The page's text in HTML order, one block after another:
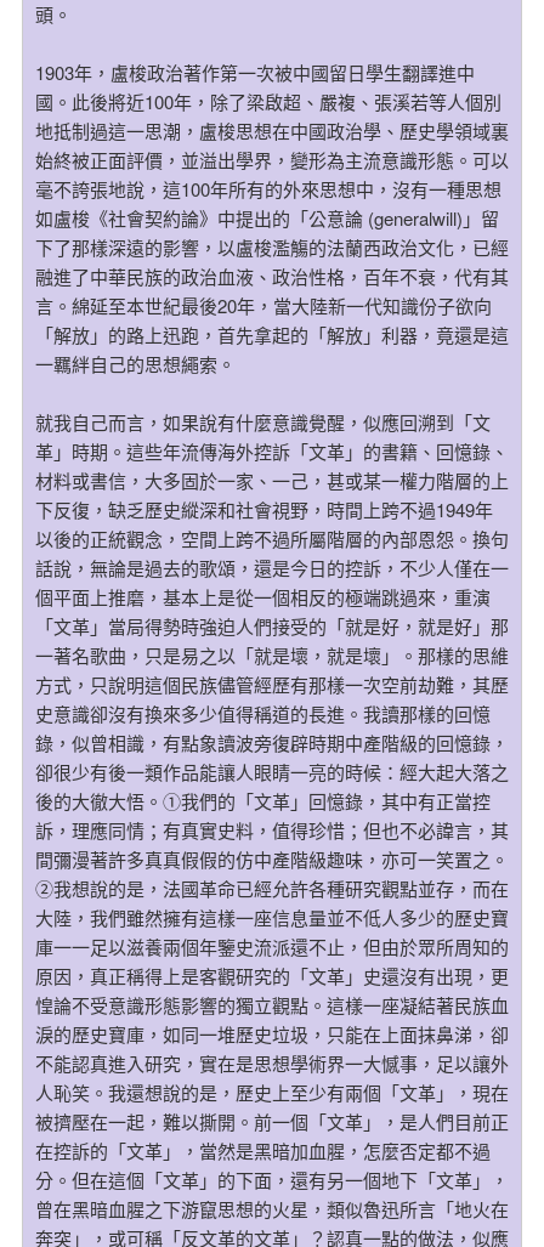
頭。
1903年，盧梭政治著作第一次被中國留日學生翻譯進中
國。此後將近100年，除了梁啟超、嚴複、張溪若等人個別
地抵制過這一思潮，盧梭思想在中國政治學、歷史學領域裏
始終被正面評價，並溢出學界，變形為主流意識形態。可以
毫不誇張地說，這100年所有的外來思想中，沒有一種思想
如盧梭《社會契約論》中提出的「公意論 (generalwill)」留
下了那樣深遠的影響，以盧梭濫觴的法蘭西政治文化，已經
融進了中華民族的政治血液、政治性格，百年不衰，代有其
言。綿延至本世紀最後20年，當大陸新一代知識份子欲向
「解放」的路上迅跑，首先拿起的「解放」利器，竟還是這
一羈絆自己的思想繩索。
就我自己而言，如果說有什麼意識覺醒，似應回溯到「文
革」時期。這些年流傳海外控訴「文革」的書籍、回憶錄、
材料或書信，大多固於一家、一己，甚或某一權力階層的上
下反復，缺乏歷史縱深和社會視野，時間上跨不過1949年
以後的正統觀念，空間上跨不過所屬階層的內部恩怨。換句
話說，無論是過去的歌頌，還是今日的控訴，不少人僅在一
個平面上推磨，基本上是從一個相反的極端跳過來，重演
「文革」當局得勢時強迫人們接受的「就是好，就是好」那
一著名歌曲，只是易之以「就是壞，就是壞」。那樣的思維
方式，只說明這個民族儘管經歷有那樣一次空前劫難，其歷
史意識卻沒有換來多少值得稱道的長進。我讀那樣的回憶
錄，似曾相識，有點象讀波旁復辟時期中產階級的回憶錄，
卻很少有後一類作品能讓人眼睛一亮的時候：經大起大落之
後的大徹大悟。①我們的「文革」回憶錄，其中有正當控
訴，理應同情；有真實史料，值得珍惜；但也不必諱言，其
間彌漫著許多真真假假的仿中產階級趣味，亦可一笑置之。
②我想說的是，法國革命已經允許各種研究觀點並存，而在
大陸，我們雖然擁有這樣一座信息量並不低人多少的歷史寶
庫一一足以滋養兩個年鑒史流派還不止，但由於眾所周知的
原因，真正稱得上是客觀研究的「文革」史還沒有出現，更
惶論不受意識形態影響的獨立觀點。這樣一座凝結著民族血
淚的歷史寶庫，如同一堆歷史垃圾，只能在上面抹鼻涕，卻
不能認真進入研究，實在是思想學術界一大憾事，足以讓外
人恥笑。我還想說的是，歷史上至少有兩個「文革」，現在
被擠壓在一起，難以撕開。前一個「文革」，是人們目前正
在控訴的「文革」，當然是黑暗加血腥，怎麼否定都不過
分。但在這個「文革」的下面，還有另一個地下「文革」，
曾在黑暗血腥之下游竄思想的火星，類似魯迅所言「地火在
奔突」，或可稱「反文革的文革」？認真一點的做法，似應